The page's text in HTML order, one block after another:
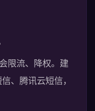
限流、降权。建
、腾讯云短信，